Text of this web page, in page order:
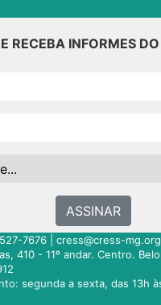
RECEBA INFORMES
ASSINAR
7676 | cress@cress-
410 - 11º andar. Centro.
segunda a sexta, das 13h